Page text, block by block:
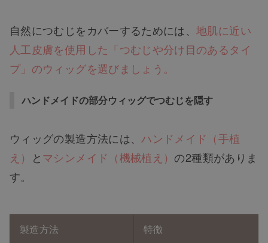
自然につむじをカバーするためには、地肌に近い
人工皮膚を使用した「つむじや分け目のあるタイ
プ」のウィッグを選びましょう。
ハンドメイドの部分ウィッグでつむじを隠す
ウィッグの製造方法には、ハンドメイド（手植
え）
とマシンメイド（機械植え）の2種類がありま
す。
製造方法 特徴